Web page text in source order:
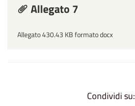
Allegato 7
Allegato 430.43 KB formato docx
Condividi su: